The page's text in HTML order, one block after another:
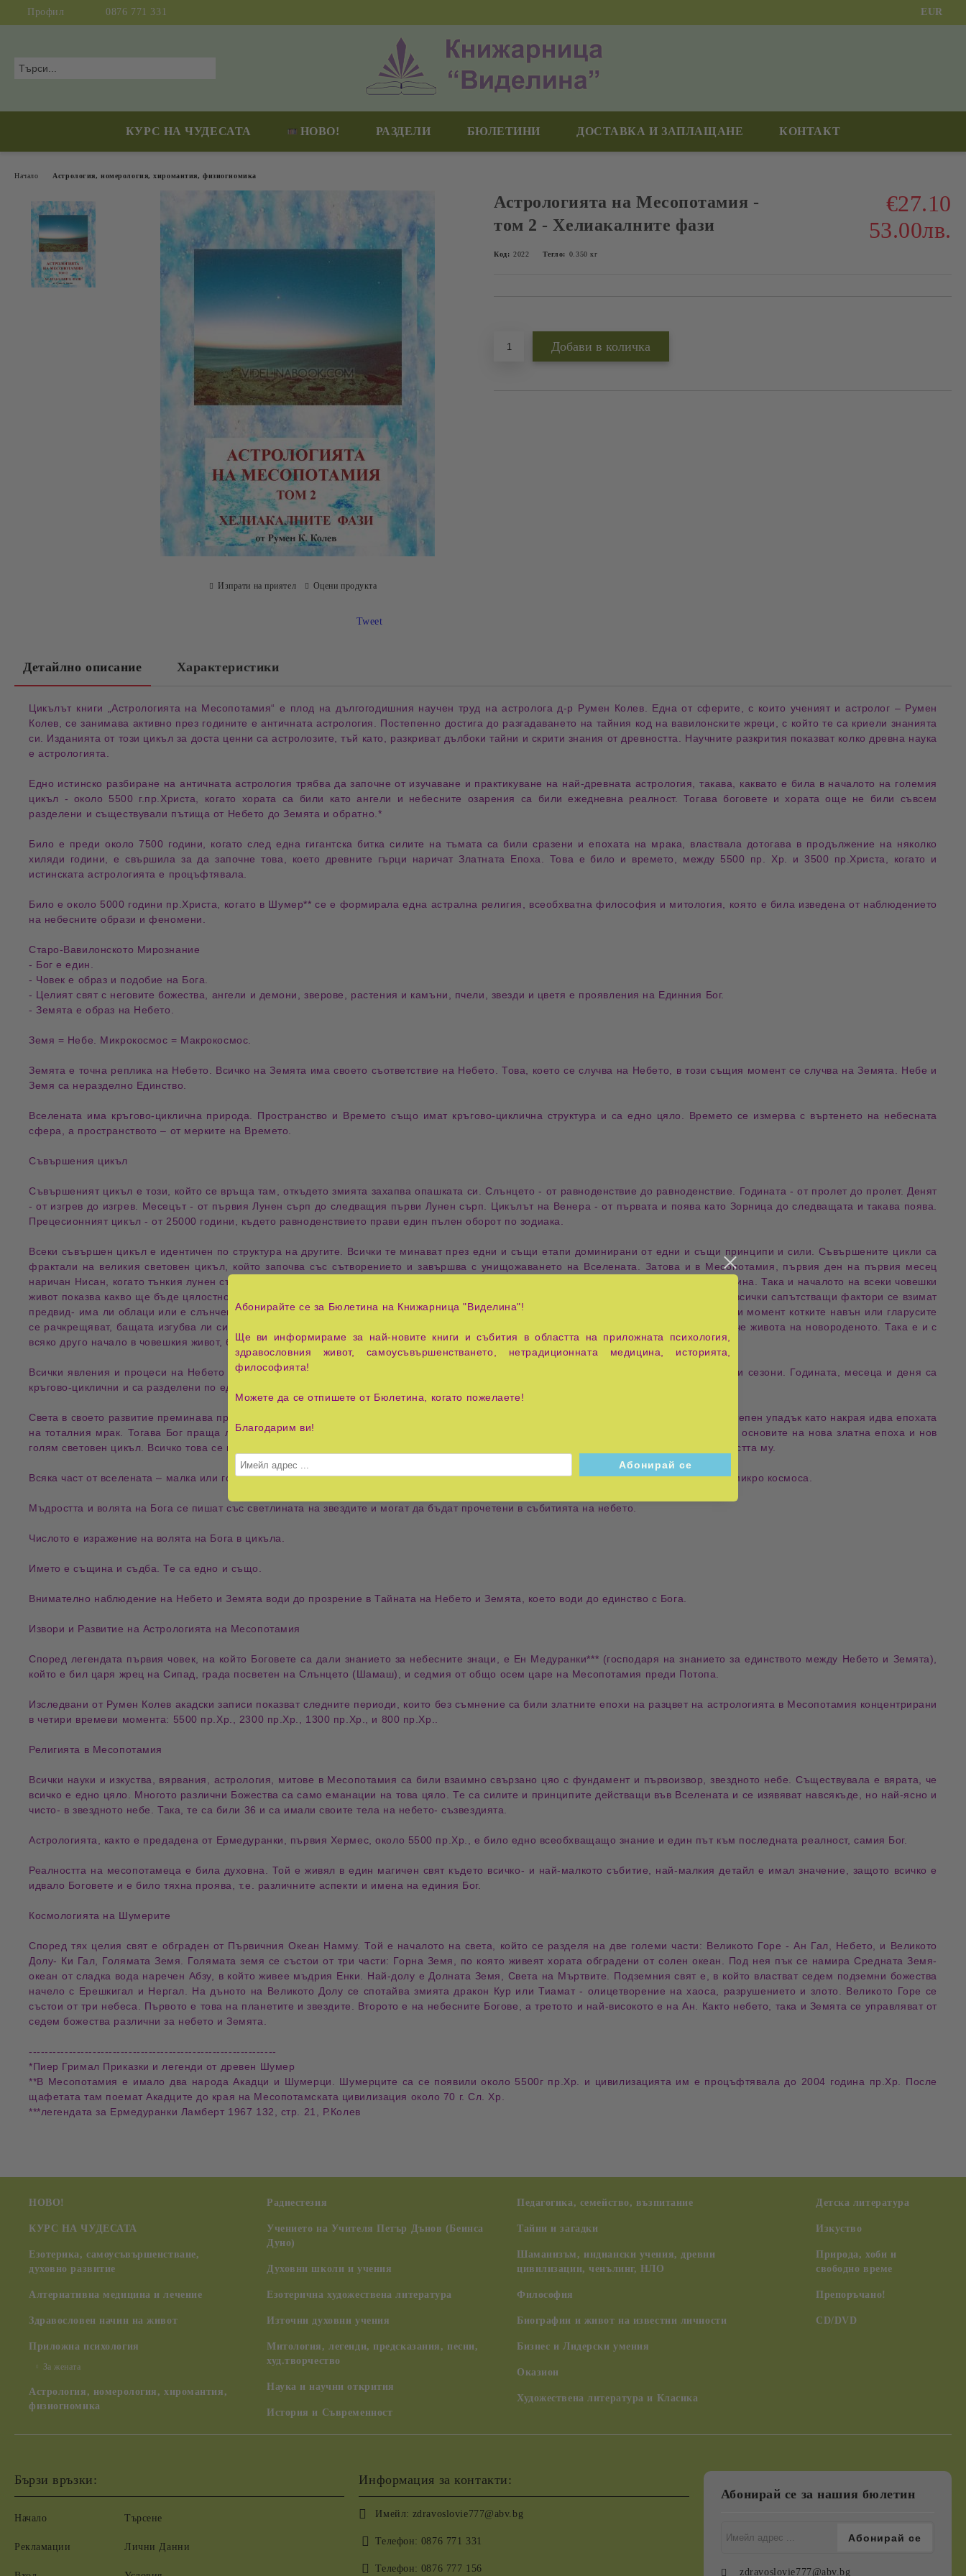
Профил 0876 771 331 EUR
КУРС НА ЧУДЕСАТА НОВО! РАЗДЕЛИ БЮЛЕТИНИ ДОСТАВКА И ЗАПЛАЩАНЕ КОНТАКТ
Начало Астрология, номерология, хиромантия, физиогномика
Астрологията на Месопотамия -
том 2 - Хелиакалните фази
€27.10
53.00лв.
Код: 2022 Тегло: 0.350 кг
Изпрати на приятел Оцени продукта
Tweet
Детайлно описание Характеристики
Цикълът книги „Астрологията на Месопотамия“ е плод на дългогодишния научен труд на астролога д-р Румен Колев. Една от сферите, с които ученият и астролог – Румен
Колев, се занимава активно през годините е античната астрология. Постепенно достига до разгадаването на тайния код на вавилонските жреци, с който те са криели знанията
си. Изданията от този цикъл за доста ценни са астролозите, тъй като, разкриват дълбоки тайни и скрити знания от древността. Научните разкрития показват колко древна наука
е астрологията.
Едно истинско разбиране на античната астрология трябва да започне от изучаване и практикуване на най-древната астрология, такава, каквато е била в началото на големия
цикъл - около 5500 г.пр.Христа, когато хората са били като ангели и небесните озарения са били ежедневна реалност. Тогава боговете и хората още не били съвсем
разделени и съществували пътища от Небето до Земята и обратно.*
Било е преди около 7500 години, когато след една гигантска битка силите на тъмата са били сразени и епохата на мрака, властвала дотогава в продължение на няколко
хиляди години, е свършила за да започне това, което древните гърци наричат Златната Епоха. Това е било и времето, между 5500 пр. Хр. и 3500 пр.Христа, когато и
истинската астрологията е процъфтявала.
Било е около 5000 години пр.Христа, когато в Шумер** се е формирала една астрална религия, всеобхватна философия и митология, която е била изведена от наблюдението
на небесните образи и феномени.
Старо-Вавилонското Мирознание
- Бог е един.
- Човек е образ и подобие на Бога.
- Целият свят с неговите божества, ангели и демони, зверове, растения и камъни, пчели, звезди и цветя е проявления на Единния Бог.
- Земята е образ на Небето.
Земя = Небе. Микрокосмос = Макрокосмос.
Земята е точна реплика на Небето. Всичко на Земята има своето съответствие на Небето. Това, което се случва на Небето, в този същия момент се случва на Земята. Небе и
Земя са неразделно Единство.
Вселената има кръгово-циклична природа. Пространство и Времето също имат кръгово-циклична структура и са едно цяло. Времето се измерва с въртенето на небесната
сфера, а пространството – от мерките на Времето.
Съвършения цикъл
Съвършеният цикъл е този, който се връща там, откъдето змията захапва опашката си. Слънцето - от равноденствие до равноденствие. Годината - от пролет до пролет. Денят
- от изгрев до изгрев. Месецът - от първия Лунен сърп до следващия първи Лунен сърп. Цикълът на Венера - от първата и поява като Зорница до следващата и такава поява.
Прецесионният цикъл - от 25000 години, където равноденствието прави един пълен оборот по зодиака.
Всеки съвършен цикъл е идентичен по структура на другите. Всички те минават през едни и същи етапи доминирани от едни и същи принципи и сили. Съвършените цикли са
фрактали на великия световен цикъл, който започва със сътворението и завършва с унищожаването на Вселената. Затова и в Месопотамия, първия ден на първия месец
наричан Нисан, когато тънкия лунен сърп за първи път се появява около пролвтното равноденствие, разкрива каква ще бъде цялата година. Така и началото на всеки човешки
живот показва какво ще бъде цялостното му развитие. Не само картата на звездното небе в момента на раждането е показателна, но и всички сапътстващи фактори се взимат
предвид- има ли облаци или е слънчево, дали е станала авария в родинлия дом например или всичко е било наред, сбиват ли се в този момент котките навън или гларусите
се рачкрещяват, бащата изгубва ли си чадъра на път към родилното или намира сребърна монета- всичко е знак за това как ще протече живота на новороденото. Така е и с
всяко друго начало в човешкия живот, било то първо работен ден или първа среща, първи поглед, първи разговор…
Всички явления и процеси на Небето и Земята са по своята природа кръгово-циклични. Слънцето през съзвездията и Земята сменайки сезони. Годината, месеца и деня са
кръгово-циклични и са разделени по един и същи начин.
Света в своето развитие преминава през цикъл състоящ се от различни епохи. Началото на цикъла е Златната епоха. После следва постепен упадък като накрая идва епохата
на тоталния мрак. Тогава Бог праща лъч от самия себе си в образа на Спасителя (Мардук), който в битка побеждава тъмата и полага основите на нова златна епоха и нов
голям световен цикъл. Всичко това се повтаря във всички по-малки цикли- година, месец, ден…началото на всеки цикъл разкрива същността му.
Всяка част от вселената – малка или голяма - е точен образ и подобие, част, фрактал, на цялата Вселена. Макро космоса се съдържа в микро космоса.
Мъдростта и волята на Бога се пишат със светлината на звездите и могат да бъдат прочетени в събитията на небето.
Числото е изражение на волята на Бога в цикъла.
Името е същина и съдба. Те са едно и също.
Внимателно наблюдение на Небето и Земята води до прозрение в Тайната на Небето и Земята, което води до единство с Бога.
Извори и Развитие на Астрологията на Месопотамия
Според легендата първия човек, на който Боговете са дали знанието за небесните знаци, е Ен Медуранки*** (господаря на знанието за единството между Небето и Земята),
който е бил царя жрец на Сипад, града посветен на Слънцето (Шамаш), и седмия от общо осем царе на Месопотамия преди Потопа.
Изследвани от Румен Колев акадски записи показват следните периоди, които без съмнение са били златните епохи на разцвет на астрологията в Месопотамия концентрирани
в четири времеви момента: 5500 пр.Хр., 2300 пр.Хр., 1300 пр.Хр., и 800 пр.Хр..
Религията в Месопотамия
Всички науки и изкуства, вярвания, астрология, митове в Месопотамия са били взаимно свързано цяо с фундамент и първоизвор, звездното небе. Съществувала е вярата, че
всичко е едно цяло. Многото различни Божества са само еманации на това цяло. Те са силите и принципите действащи във Вселената и се изявяват навсякъде, но най-ясно и
чисто- в звездното небе. Така, те са били 36 и са имали своите тела на небето- съзвездията.
Астрологията, както е предадена от Ермедуранки, първия Хермес, около 5500 пр.Хр., е било едно всеобхващащо знание и един път към последната реалност, самия Бог.
Реалността на месопотамеца е била духовна. Той е живял в един магичен свят където всичко- и най-малкото събитие, най-малкия детайл е имал значение, защото всичко е
идвало Боговете и е било тяхна проява, т.е. различните аспекти и имена на единия Бог.
Космологията на Шумерите
Според тях целия свят е обграден от Първичния Океан Намму. Той е началото на света, който се разделя на две големи части: Великото Горе - Ан Гал, Небето, и Великото
Долу- Ки Гал, Голямата Земя. Голямата земя се състои от три части: Горна Земя, по която живеят хората обградени от солен океан. Под нея пък се намира Средната Земя-
океан от сладка вода наречен Абзу, в който живее мъдрия Енки. Най-долу е Долната Земя, Света на Мъртвите. Подземния свят е, в който властват седем подземни божества
начело с Ерешкигал и Нергал. На дъното на Великото Долу се спотайва змията дракон Кур или Тиамат - олицетворение на хаоса, разрушението и злото. Великото Горе се
състои от три небеса. Първото е това на планетите и звездите. Второто е на небесните Богове, а третото и най-високото е на Ан. Както небето, така и Земята се управляват от
седем божества различни за небето и Земята.
--------------------------------------------------------------
*Пиер Гримал Приказки и легенди от древен Шумер
**В Месопотамия е имало два народа Акадци и Шумерци. Шумерците са се появили около 5500г пр.Хр. и цивилизацията им е процъфтявала до 2004 година пр.Хр. После
щафетата там поемат Акадците до края на Месопотамската цивилизация около 70 г. Сл. Хр.
***легендата за Ермедуранки Ламберт 1967 132, стр. 21, Р.Колев
НОВО!
КУРС НА ЧУДЕСАТА
Езотерика, самоусъвършенстване,
духовно развитие
Алтернативна медицина и лечение
Здравословен начин на живот
Приложна психология
За жената
Астрология, номерология, хиромантия,
физиогномика
Радиестезия
Учението на Учителя Петър Дънов (Беинса
Дуно)
Духовни школи и учения
Езотерична художествена литература
Източни духовни учения
Митология, легенди, предсказания, песни,
худ.творчество
Наука и научни открития
История и Съвременност
Педагогика, семейство, възпитание
Тайни и загадки
Шаманизъм, индиански учения, древни
цивилизации, ченълинг, НЛО
Философия
Биографии и живот на известни личности
Бизнес и Лидерски умения
Оказион
Художествена литература и Класика
Детска литература
Изкуство
Природа, хоби и
свободно време
Препоръчано!
CD/DVD
Бързи връзки:
Начало
Рекламации
Търсене
Лични Данни
Информация за контакти:
Имейл: zdravoslovie777@abv.bg
Телефон: 0876 771 331
Телефон: 0876 777 156
Абонирай се за нашия бюлетин
zdravoslovie777@abv.bg
Абонирайте се за Бюлетина на Книжарница "Виделина"!
Ще ви информираме за най-новите книги и събития в областта на приложната психология,
здравословния живот, самоусъвършенстването, нетрадиционната медицина, историята,
философията!
Можете да се отпишете от Бюлетина, когато пожелаете!
Благодарим ви!